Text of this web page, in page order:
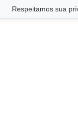
Respeitamos sua